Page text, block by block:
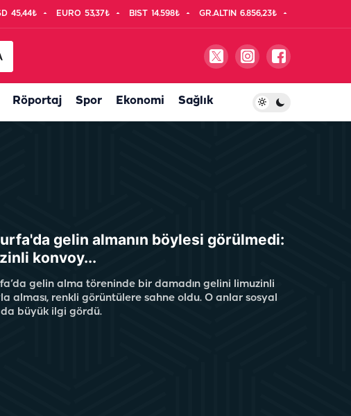
45,44₺ EURO 53,37₺ BIST 14.598₺ GR.ALTIN 6.856,23₺
Röportaj Spor Ekonomi Sağlık
gelin almanın böylesi görülmedi:
konvoy...
gelin alma töreninde bir damadın gelini limuzinli
alması, renkli görüntülere sahne oldu. O anlar sosyal
büyük ilgi gördü.